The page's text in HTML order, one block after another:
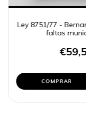
Ley 8751/77 -
faltas
COMPRAR